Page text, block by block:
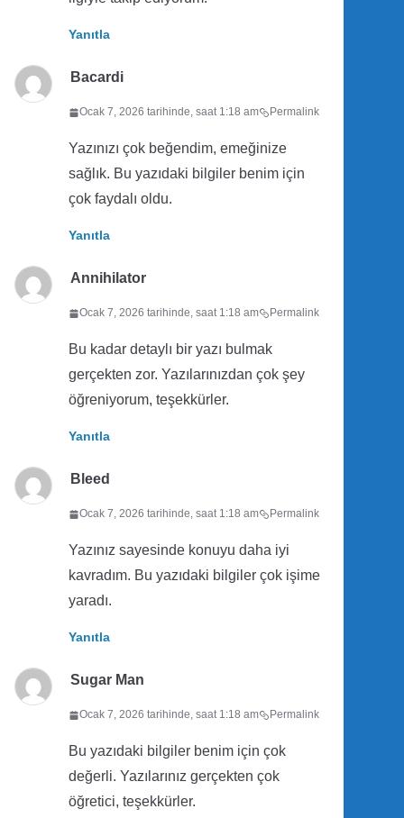
Yanıtla
Bacardi
Ocak 7, 2026 tarihinde, saat 1:18 am Permalink
Yazınızı çok beğendim, emeğinize
sağlık. Bu yazıdaki bilgiler benim için
çok faydalı oldu.
Yanıtla
Annihilator
Ocak 7, 2026 tarihinde, saat 1:18 am Permalink
Bu kadar detaylı bir yazı bulmak
gerçekten zor. Yazılarınızdan çok şey
öğreniyorum, teşekkürler.
Yanıtla
Bleed
Ocak 7, 2026 tarihinde, saat 1:18 am Permalink
Yazınız sayesinde konuyu daha iyi
kavradım. Bu yazıdaki bilgiler çok işime
yaradı.
Yanıtla
Sugar Man
Ocak 7, 2026 tarihinde, saat 1:18 am Permalink
Bu yazıdaki bilgiler benim için çok
değerli. Yazılarınız gerçekten çok
öğretici, teşekkürler.